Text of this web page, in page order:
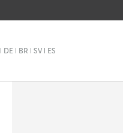
DE BR SV ES
Suche